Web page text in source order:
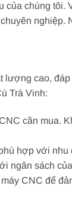
chúng
nghiệp.
lượng cao,
Trà Vinh:
cần mua.
hợp với
ngân sách
CNC để